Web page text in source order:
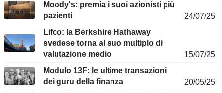
Moody's: premia i suoi azionisti più
pazienti
24/07/25
Lifco: la Berkshire Hathaway
svedese torna al suo multiplo di
valutazione medio
15/07/25
Modulo 13F: le ultime transazioni
dei guru della finanza
20/05/25